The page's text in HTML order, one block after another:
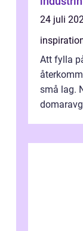
24 juli
Att fylla
små lag.